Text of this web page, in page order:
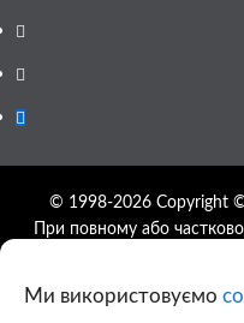
Ми використовуємо
Instagram
Twitter
Google
© 1998-2026 Copyright ©
При повному або